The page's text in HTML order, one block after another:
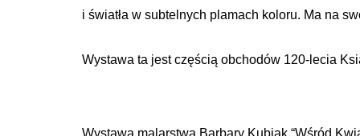
i światła w subtelnych plamach koloru. Ma na
Wystawa ta jest częścią obchodów 120-lecia
Wystawa malarstwa Barbary Kubiak “Wśród